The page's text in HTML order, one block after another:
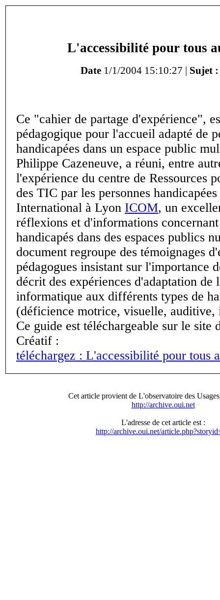
L'accessibilité pour tous
Date 1/1/2004 15:10:27 | Sujet :
Ce "cahier de partage d'expérience",
pédagogique pour l'accueil adapté de
handicapées dans un espace public
Philippe Cazeneuve, a réuni, entre
l'expérience du centre de Ressources
des TIC par les personnes
International à Lyon ICOM, un
réflexions et d'informations
handicapés dans des espaces publics
document regroupe des témoignages
pédagogues insistant sur l'importance
décrit des expériences d'adaptation de
informatique aux différents types de
(déficience motrice, visuelle,
Ce guide est téléchargeable sur le site
Créatif :
téléchargez : L'accessibilité pour tous
Cet article provient de L'observatoire des
http://archive.oui.net
L'adresse de cet article est :
http://archive.oui.net/